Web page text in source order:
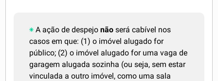
A ação de despejonão será cabível nos
casos em que: (1) o imóvel alugado for
público; (2) o imóvel alugado for uma vaga de
garagem alugada sozinha (ou seja, sem estar
vinculada a outro imóvel, como uma sala